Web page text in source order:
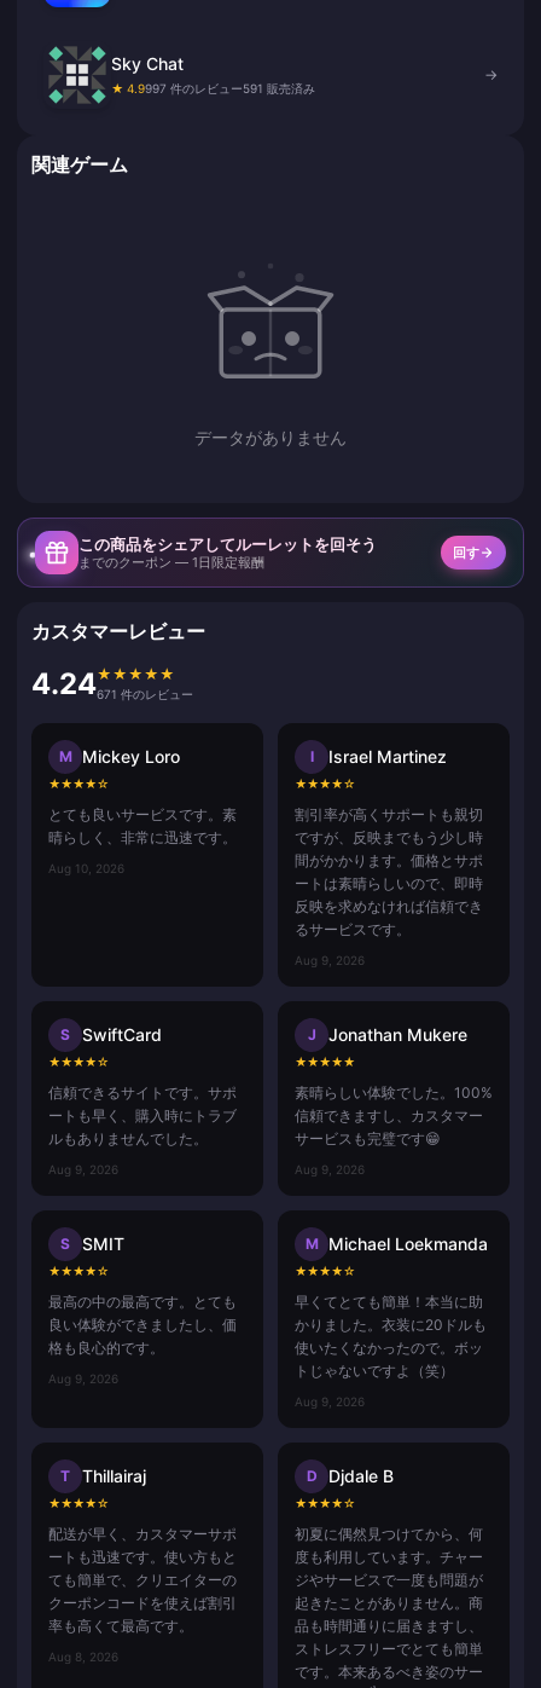
Sky Chat
★ 4.9997 件のレビュー591 販売済み
→
関連ゲーム
データがありません
この商品をシェアしてルーレットを回そう
までのクーポン — 1日限定報酬
回す
カスタマーレビュー
4.24★ ★ ★ ★ ★
671 件のレビュー
M Mickey Loro
★★★★☆
とても良いサービスです。素
晴らしく、非常に迅速です。
Aug 10, 2026
I Israel Martinez
★★★★☆
割引率が高くサポートも親切
ですが、反映までもう少し時
間がかかります。価格とサポ
ートは素晴らしいので、即時
反映を求めなければ信頼でき
るサービスです。
Aug 9, 2026
S SwiftCard
★★★★☆
信頼できるサイトです。サポ
ートも早く、購入時にトラブ
ルもありませんでした。
Aug 9, 2026
J Jonathan Mukere
★★★★★
素晴らしい体験でした。100%
信頼できますし、カスタマー
サービスも完璧です😁
Aug 9, 2026
S SMIT
★★★★☆
最高の中の最高です。とても
良い体験ができましたし、価
格も良心的です。
Aug 9, 2026
M Michael Loekmanda
★★★★☆
早くてとても簡単！本当に助
かりました。衣装に20ドルも
使いたくなかったので。ボッ
トじゃないですよ（笑）
Aug 9, 2026
T Thillairaj
★★★★☆
配送が早く、カスタマーサポ
ートも迅速です。使い方もと
ても簡単で、クリエイターの
クーポンコードを使えば割引
率も高くて最高です。
Aug 8, 2026
D Djdale B
★★★★☆
初夏に偶然見つけてから、何
度も利用しています。チャー
ジやサービスで一度も問題が
起きたことがありません。商
品も時間通りに届きますし、
ストレスフリーでとても簡単
です。本来あるべき姿のサー